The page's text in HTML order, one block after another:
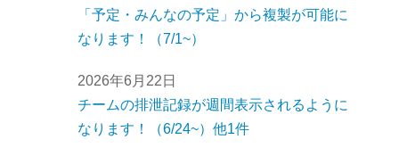
「予定・みんなの予定」から複製が可能に
なります！（7/1~）
2026年6月22日
チームの排泄記録が週間表示されるように
なります！（6/24~）他1件